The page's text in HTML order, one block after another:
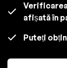
Verificarea
afișată în
Puteți